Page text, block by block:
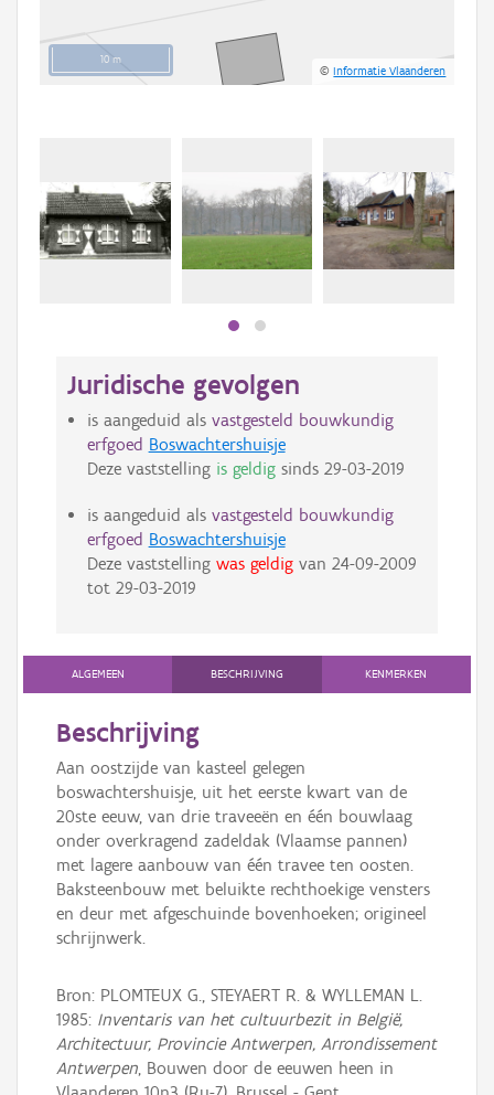
10 m
©Informatie Vlaanderen
Juridische gevolgen
is aangeduid als vastgesteld bouwkundig
erfgoed Boswachtershuisje
Deze vaststelling is geldigsinds 29-03-2019
is aangeduid als vastgesteld bouwkundig
erfgoed Boswachtershuisje
Deze vaststelling was geldigvan 24-09-2009
tot 29-03-2019
ALGEMEEN BESCHRIJVING KENMERKEN
Beschrijving
Aan oostzijde van kasteel gelegen
boswachtershuisje, uit het eerste kwart van de
20ste eeuw, van drie traveeën en één bouwlaag
onder overkragend zadeldak (Vlaamse pannen)
met lagere aanbouw van één travee ten oosten.
Baksteenbouw met beluikte rechthoekige vensters
en deur met afgeschuinde bovenhoeken; origineel
schrijnwerk.
Bron: PLOMTEUX G., STEYAERT R. & WYLLEMAN L.
1985: Inventaris van het cultuurbezit in België,
Architectuur, Provincie Antwerpen, Arrondissement
Antwerpen, Bouwen door de eeuwen heen in